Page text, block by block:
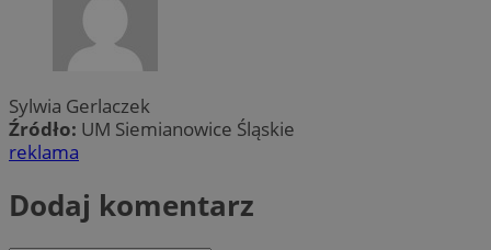
Sylwia Gerlaczek
Źródło: UM Siemianowice Śląskie
reklama
Dodaj komentarz